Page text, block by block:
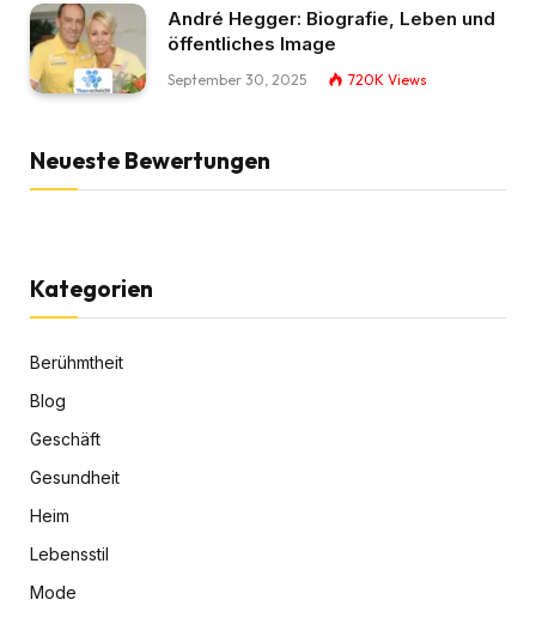
André Hegger: Biografie, Leben und
öffentliches Image
September 30, 2025 720K Views
Neueste Bewertungen
Kategorien
Berühmtheit
Blog
Geschäft
Gesundheit
Heim
Lebensstil
Mode